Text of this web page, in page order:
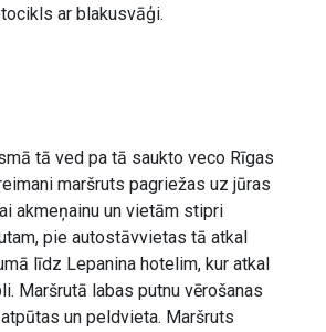
ar blakusvāģi.
tā ved pa tā saukto veco Rīgas
maršruts pagriežas uz jūras
akmeņainu un vietām stipri
pie autostāvvietas tā atkal
līdz Lepanina hotelim, kur atkal
Maršrutā labas putnu vērošanas
un peldvieta. Maršruts